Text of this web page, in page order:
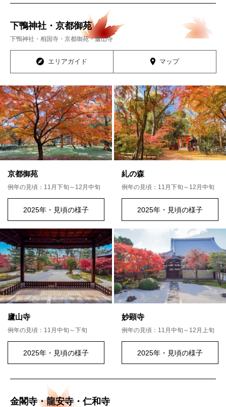
下鴨神社・京都御苑
下鴨神社・相国寺・京都御苑・廬山寺
エリアガイド マップ
京都御苑
例年の見頃：11月下旬～12月中旬
2025年・見頃の様子
糺の森
例年の見頃：11月下旬～12月中旬
2025年・見頃の様子
廬山寺
例年の見頃：11月中旬～下旬
2025年・見頃の様子
妙顕寺
例年の見頃：11月中旬～12月上旬
2025年・見頃の様子
金閣寺・龍安寺・仁和寺